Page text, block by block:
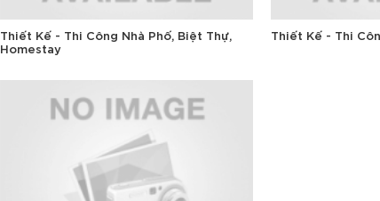
Thiết Kế - Thi Công Nhà Phố, Biệt Thự,
Homestay
Thiết Kế - Thi